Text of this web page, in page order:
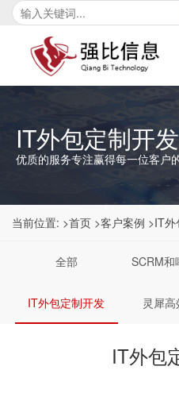
IT外包定制开发
优质的服务专注赢得每一位客户
当前位置: >首页 >客户案例 >IT
全部 SCRM和
IT外包定制开发 灵犀
IT外包